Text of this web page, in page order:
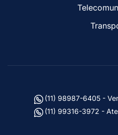
(11) 98987-6405 -
(11) 99316-3972 -